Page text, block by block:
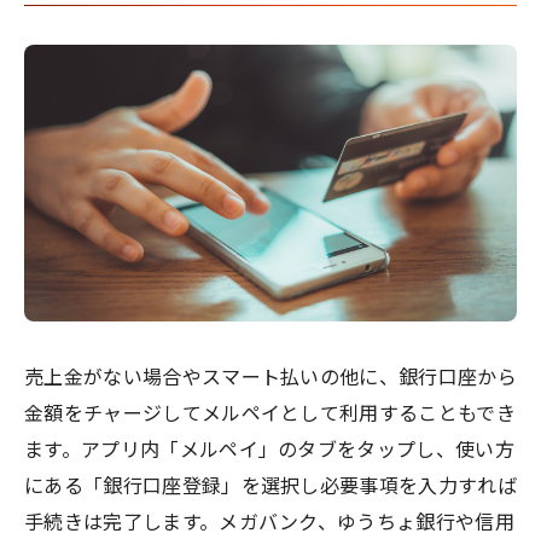
売上金がない場合やスマート払いの他に、銀行口座から
金額をチャージしてメルペイとして利用することもでき
ます。アプリ内「メルペイ」のタブをタップし、使い方
にある「銀行口座登録」を選択し必要事項を入力すれば
手続きは完了します。メガバンク、ゆうちょ銀行や信用